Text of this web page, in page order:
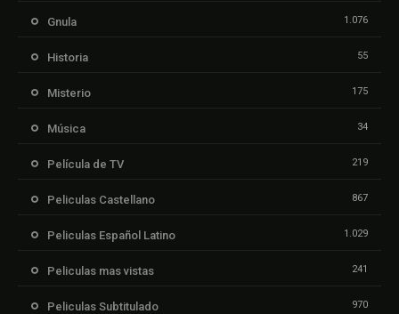
Gnula 1.076
Historia 55
Misterio 175
Música 34
Película de TV 219
Peliculas Castellano 867
Peliculas Español Latino 1.029
Peliculas mas vistas 241
Peliculas Subtitulado 970